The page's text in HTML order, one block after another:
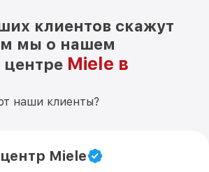
клиентов скажут
мы о нашем
Miele в
наши клиенты?
Miele